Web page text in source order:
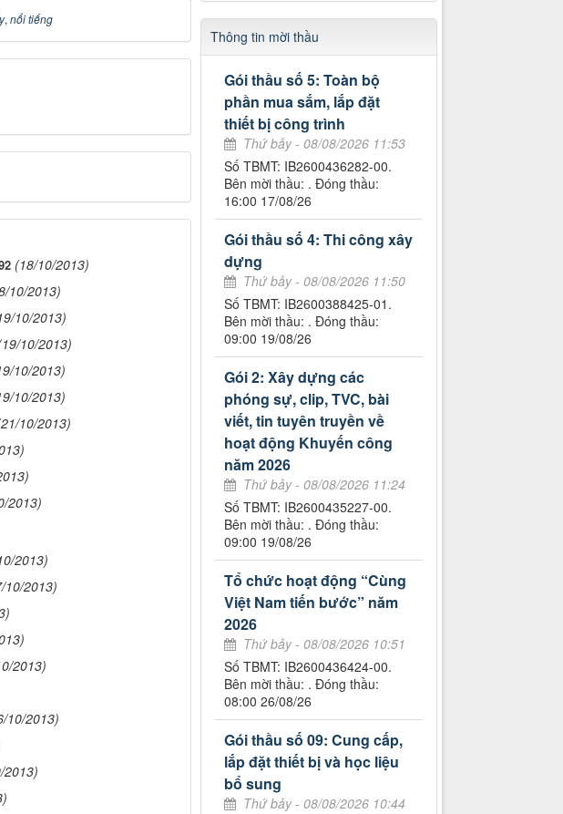
, nổi tiếng
(18/10/2013)
10/2013)
10/2013)
10/2013)
10/2013)
10/2013)
10/2013)
2013)
2013)
10/2013)
2013)
10/2013)
2013)
Thông tin mời thầu
Gói thầu số 5: Toàn bộ
phần mua sắm, lắp đặt
thiết bị công trình
Thứ bảy - 08/08/2026 11:53
Số TBMT: IB2600436282-00.
Bên mời thầu: . Đóng thầu:
16:00 17/08/26
Gói thầu số 4: Thi công xây
dựng
Thứ bảy - 08/08/2026 11:50
Số TBMT: IB2600388425-01.
Bên mời thầu: . Đóng thầu:
09:00 19/08/26
Gói 2: Xây dựng các
phóng sự, clip, TVC, bài
viết, tin tuyên truyền về
hoạt động Khuyến công
năm 2026
Thứ bảy - 08/08/2026 11:24
Số TBMT: IB2600435227-00.
Bên mời thầu: . Đóng thầu:
09:00 19/08/26
Tổ chức hoạt động “Cùng
Việt Nam tiến bước” năm
2026
Thứ bảy - 08/08/2026 10:51
Số TBMT: IB2600436424-00.
Bên mời thầu: . Đóng thầu:
08:00 26/08/26
Gói thầu số 09: Cung cấp,
lắp đặt thiết bị và học liệu
bổ sung
Thứ bảy - 08/08/2026 10:44